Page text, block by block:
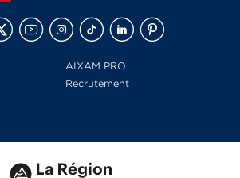
AIXAM PRO
Recrutement